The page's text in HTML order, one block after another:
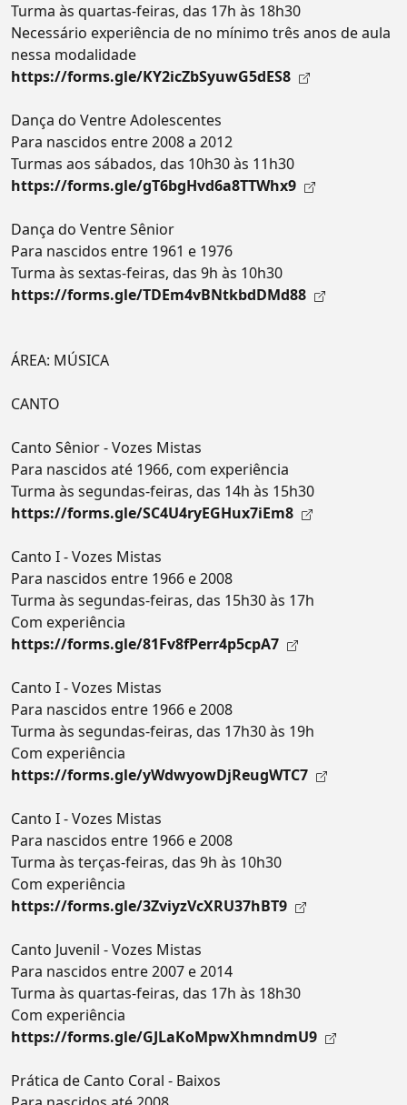
Turma às quartas-feiras, das 17h às 18h30
Necessário experiência de no mínimo três anos de aula
nessa modalidade
https://forms.gle/KY2icZbSyuwG5dES8
Dança do Ventre Adolescentes
Para nascidos entre 2008 a 2012
Turmas aos sábados, das 10h30 às 11h30
https://forms.gle/gT6bgHvd6a8TTWhx9
Dança do Ventre Sênior
Para nascidos entre 1961 e 1976
Turma às sextas-feiras, das 9h às 10h30
https://forms.gle/TDEm4vBNtkbdDMd88
ÁREA: MÚSICA
CANTO
Canto Sênior - Vozes Mistas
Para nascidos até 1966, com experiência
Turma às segundas-feiras, das 14h às 15h30
https://forms.gle/SC4U4ryEGHux7iEm8
Canto I - Vozes Mistas
Para nascidos entre 1966 e 2008
Turma às segundas-feiras, das 15h30 às 17h
Com experiência
https://forms.gle/81Fv8fPerr4p5cpA7
Canto I - Vozes Mistas
Para nascidos entre 1966 e 2008
Turma às segundas-feiras, das 17h30 às 19h
Com experiência
https://forms.gle/yWdwyowDjReugWTC7
Canto I - Vozes Mistas
Para nascidos entre 1966 e 2008
Turma às terças-feiras, das 9h às 10h30
Com experiência
https://forms.gle/3ZviyzVcXRU37hBT9
Canto Juvenil - Vozes Mistas
Para nascidos entre 2007 e 2014
Turma às quartas-feiras, das 17h às 18h30
Com experiência
https://forms.gle/GJLaKoMpwXhmndmU9
Prática de Canto Coral - Baixos